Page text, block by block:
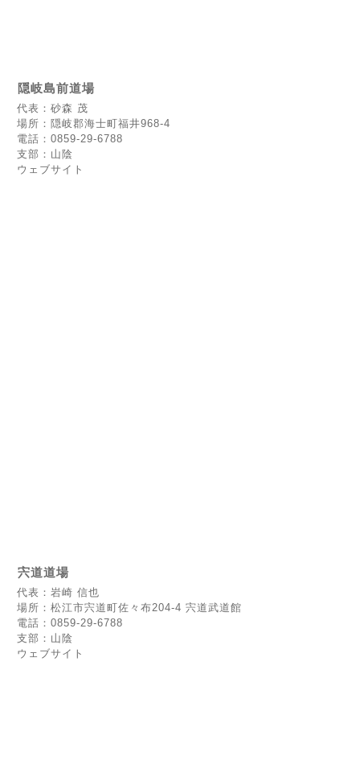
隠岐島前道場
代表：砂森 茂
場所：隠岐郡海士町福井968-4
電話：0859-29-6788
支部：山陰
ウェブサイト
宍道道場
代表：岩崎 信也
場所：松江市宍道町佐々布204-4 宍道武道館
電話：0859-29-6788
支部：山陰
ウェブサイト